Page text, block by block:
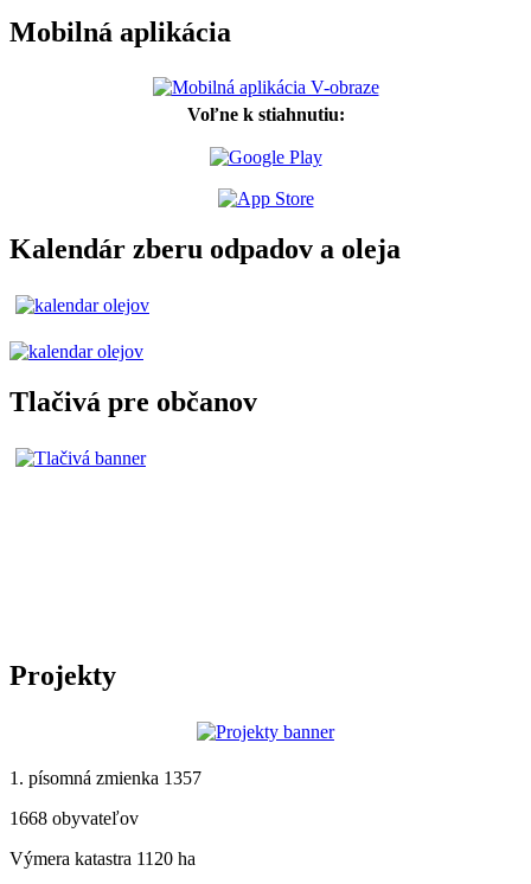
Mobilná aplikácia
Voľne k stiahnutiu:
Kalendár zberu odpadov a oleja
Tlačivá pre občanov
Projekty
1. písomná zmienka 1357
1668 obyvateľov
Výmera katastra 1120 ha